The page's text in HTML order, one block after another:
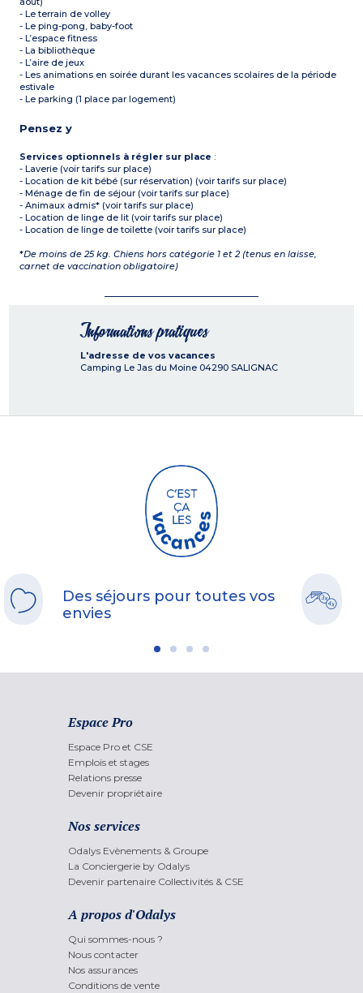
- Le terrain de volley
- Le ping-pong, baby-foot
- L’espace fitness
- La bibliothèque
- L’aire de jeux
- Les animations en soirée durant les vacances scolaires de la période
estivale
- Le parking (1 place par logement)
Pensez y
Services optionnels à régler sur place :
- Laverie (voir tarifs sur place)
- Location de kit bébé (sur réservation) (voir tarifs sur place)
- Ménage de fin de séjour (voir tarifs sur place)
- Animaux admis* (voir tarifs sur place)
- Location de linge de lit (voir tarifs sur place)
- Location de linge de toilette (voir tarifs sur place)
*De moins de 25 kg. Chiens hors catégorie 1 et 2 (tenus en laisse,
carnet de vaccination obligatoire)
Informations pratiques
L'adresse de vos vacances
Camping Le Jas du Moine 04290 SALIGNAC
Des séjours pour toutes vos
envies
Espace Pro
Espace Pro et CSE
Emplois et stages
Relations presse
Devenir propriétaire
Nos services
Odalys Evènements & Groupe
La Conciergerie by Odalys
Devenir partenaire Collectivités & CSE
A propos d'Odalys
Qui sommes-nous ?
Nous contacter
Nos assurances
Conditions de vente